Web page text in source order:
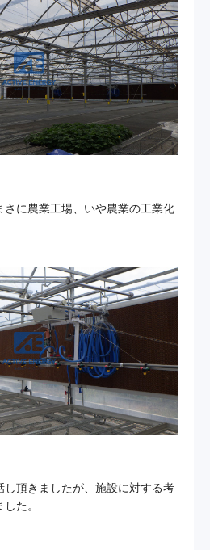
さに農業工場、いや農業の工業化
し頂きましたが、施設に対する考
た。